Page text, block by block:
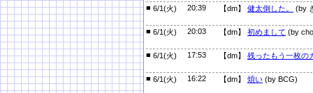
■ 6/1(火) 20:39 【dm】 健太倒した。 (by
■ 6/1(火) 20:03 【dm】 初めまして (by
■ 6/1(火) 17:53 【dm】 残ったもう一枚の
■ 6/1(火) 16:22 【dm】 煩い (by BCG)